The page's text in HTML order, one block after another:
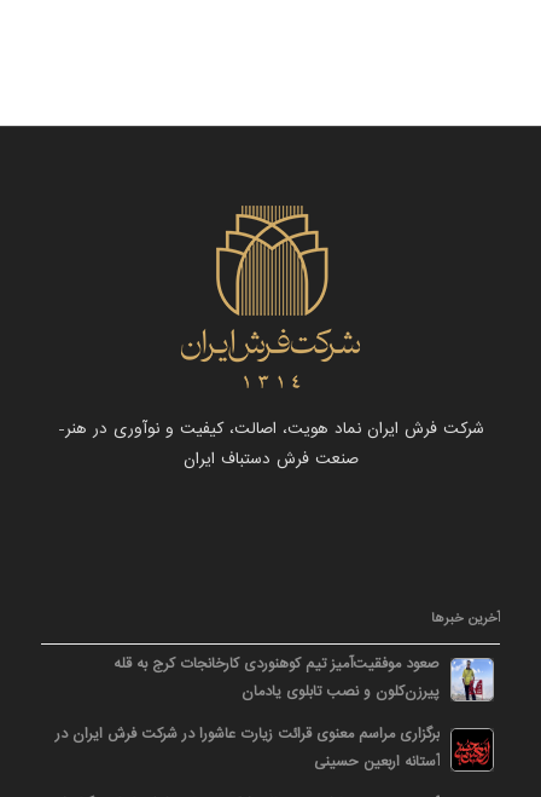
شرکت فرش ایران نماد هویت، اصالت، کیفیت و نوآوری در هنر-
صنعت فرش دستباف ایران
آخرین خبرها
صعود موفقیت‌آمیز تیم کوهنوردی کارخانجات کرج به قله
پیرزن‌کلون و نصب تابلوی یادمان
برگزاری مراسم معنوی قرائت زیارت عاشورا در شرکت فرش ایران در
آستانه اربعین حسینی